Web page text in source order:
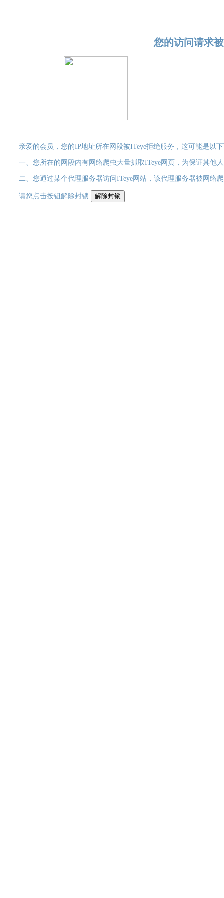
您的访问请求
亲爱的会员，您的IP地址所在网段被ITeye拒绝服务，这可能是以
一、您所在的网段内有网络爬虫大量抓取ITeye网页，为保证其他
二、您通过某个代理服务器访问ITeye网站，该代理服务器被网络
请您点击按钮解除封锁